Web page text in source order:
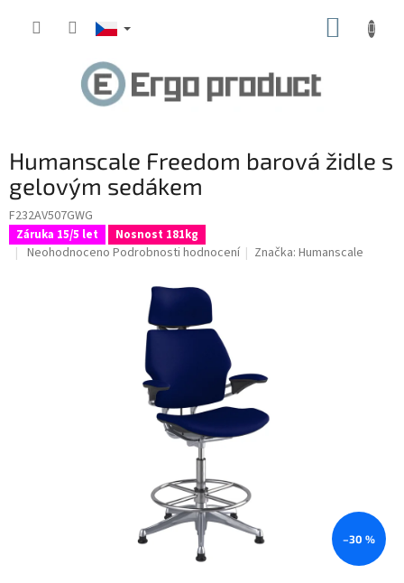
Humanscale Freedom barová židle s
gelovým sedákem
F232AV507GWG
Záruka 15/5 let Nosnost 181kg
Průměrné
Neohodnoceno Podrobnosti hodnocení Značka:Humanscale
–30 %